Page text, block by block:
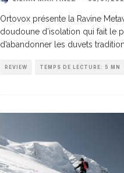
Ortovox présente la Ravine
doudoune d’isolation qui fait le
d’abandonner les duvets
REVIEW TEMPS DE LECTURE: 5 MN